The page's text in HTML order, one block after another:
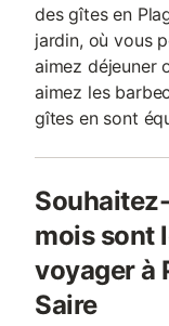
des gîtes en
jardin, où vous
aimez déjeuner
aimez les
gîtes en sont
mois sont
voyager à
Saire